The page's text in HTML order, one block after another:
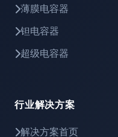
薄膜电容器
钽电容器
超级电容器
行业解决方案
解决方案首页